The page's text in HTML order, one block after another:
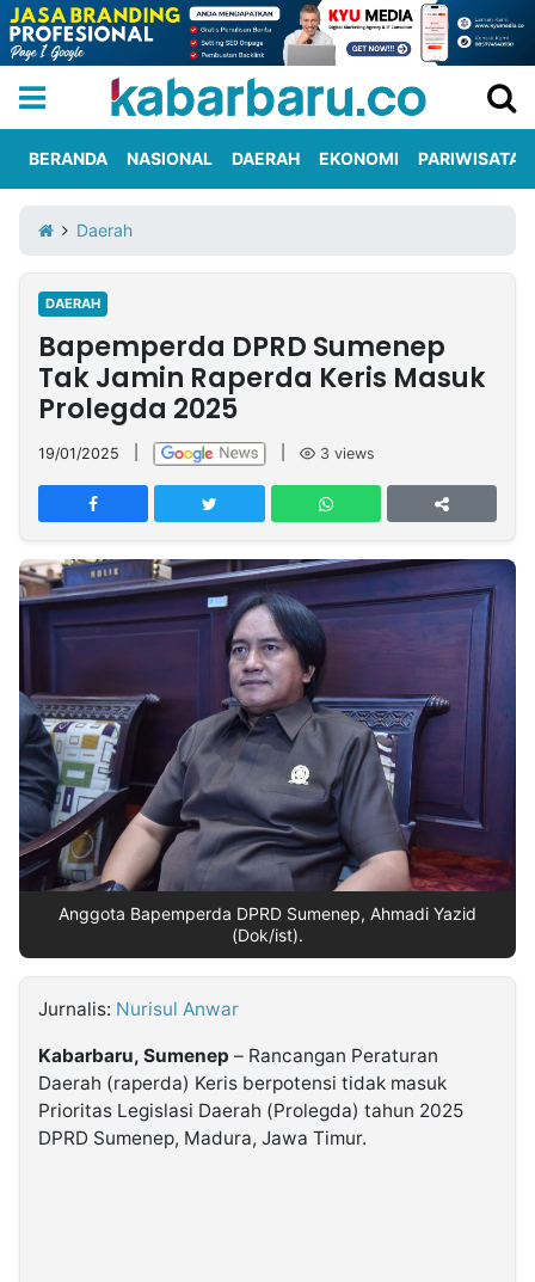
Iklan
Berita
Kami
Nasional
International
Olahraga
Entertainment
Daerah
Pariwisata
Kuliner
Kolom
Network
PT
TREETAN
INDONESIA
Partner
Insight
NTB
Suara
Time
Lens
IDN
Daily
Jogja
Jalan
Rakyat
Idealita
News
Kita
Notice
Dinamikapost.com
Radar
Baru
Seedbacklink
Follow
Kabarbaru
Kabarbaru.co
BERANDA NASIONAL DAERAH EKONOMI PARIWISATA
Daerah
DAERAH
Bapemperda DPRD Sumenep
Tak Jamin Raperda Keris Masuk
Prolegda 2025
19/01/2025 3 views
Anggota Bapemperda DPRD Sumenep, Ahmadi Yazid
(Dok/ist).
Jurnalis: Nurisul Anwar
Kabarbaru, Sumenep – Rancangan Peraturan
Daerah (raperda) Keris berpotensi tidak masuk
Prioritas Legislasi Daerah (Prolegda) tahun 2025
DPRD Sumenep, Madura, Jawa Timur.